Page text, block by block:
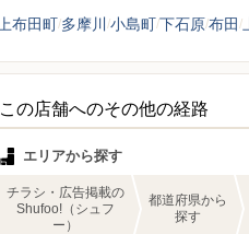
上布田町 多摩川 小島町下石原布田
この店舗へのその他の経路
エリアから探す
チラシ・広告掲載の
Shufoo!（シュフ
ー）
都道府県から
探す